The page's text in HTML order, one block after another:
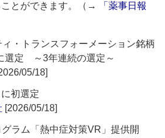
ことができます。（→
「薬事日報
ィ・トランスフォーメーション銘柄
選定 ～3年連続の選定～
05/18]
に初選定
[2026/05/18]
ラム「熱中症対策VR」提供開